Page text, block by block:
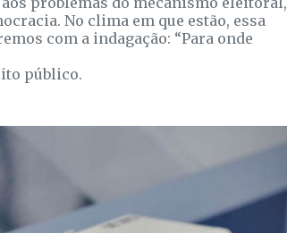
No clima em que estão, essa
com a indagação: “Para onde
público.